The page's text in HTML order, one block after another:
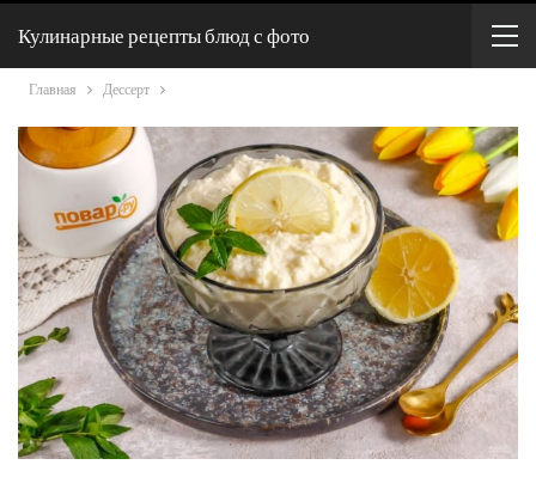
Кулинарные рецепты блюд с фото
Главная Дессерт